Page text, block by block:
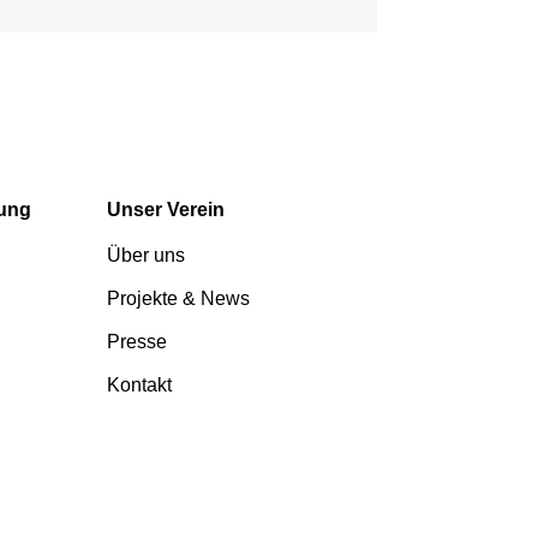
Unser Verein
Über uns
Projekte & News
Presse
Kontakt